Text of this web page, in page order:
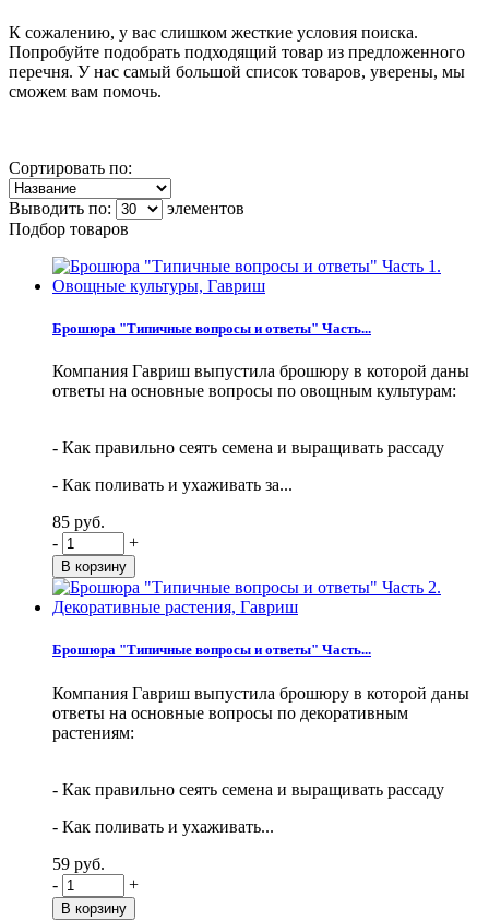
К сожалению, у вас слишком жесткие условия поиска.
Попробуйте подобрать подходящий товар из предложенного
перечня. У нас самый большой список товаров, уверены, мы
сможем вам помочь.
Сортировать по:
Выводить по:
элементов
Подбор товаров
Брошюра "Типичные вопросы и ответы" Часть...
Компания Гавриш выпустила брошюру в которой даны
ответы на основные вопросы по овощным культурам:
- Как правильно сеять семена и выращивать рассаду
- Как поливать и ухаживать за...
85 руб.
-
+
Брошюра "Типичные вопросы и ответы" Часть...
Компания Гавриш выпустила брошюру в которой даны
ответы на основные вопросы по декоративным
растениям:
- Как правильно сеять семена и выращивать рассаду
- Как поливать и ухаживать...
59 руб.
-
+